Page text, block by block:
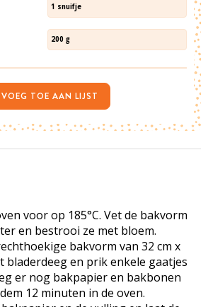
voor op 185°C. Vet de bakvorm
en bestrooi ze met bloem.
bakvorm van 32 cm x
bladerdeeg en prik enkele gaatjes
er nog bakpapier en bakbonen
12 minuten in de oven.
1 snuifje
200 g
VOEG TOE AAN LIJST